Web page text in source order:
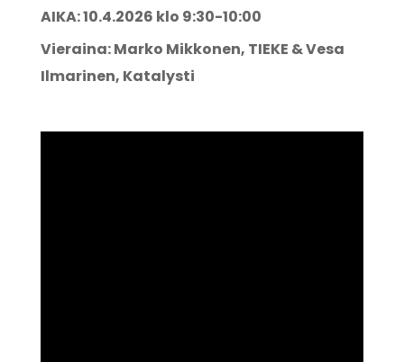
AIKA: 10.4.2026 klo 9:30-10:00
Vieraina: Marko Mikkonen, TIEKE & Vesa
Ilmarinen, Katalysti